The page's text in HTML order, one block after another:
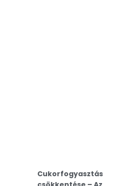
Cukorfogyasztás